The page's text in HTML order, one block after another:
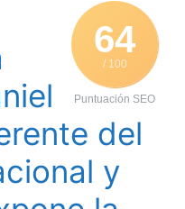
64
/ 100
Puntuación SEO
del
y